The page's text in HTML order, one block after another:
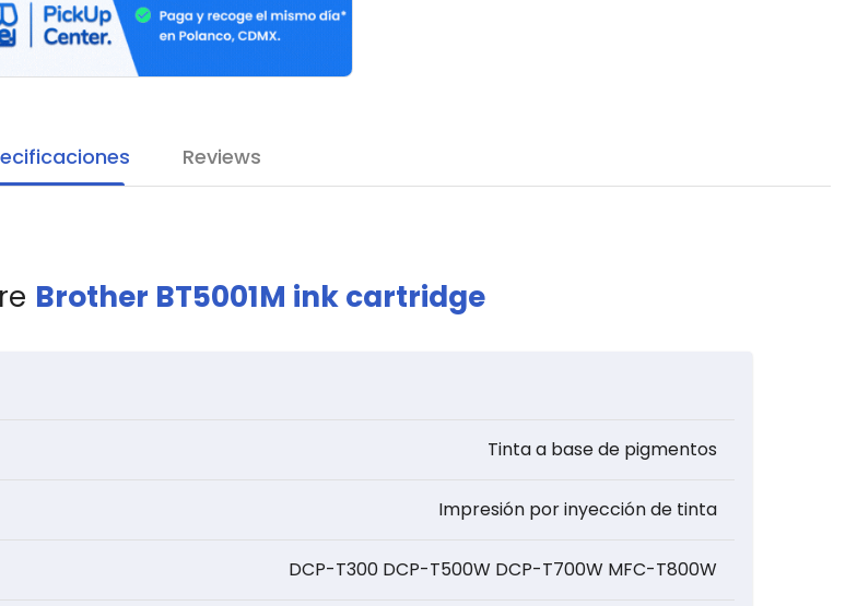
Reviews
Brother BT5001M ink cartridge
Tinta a base de pigmentos
Impresión por inyección de tinta
DCP-T300 DCP-T500W DCP-T700W MFC-T800W